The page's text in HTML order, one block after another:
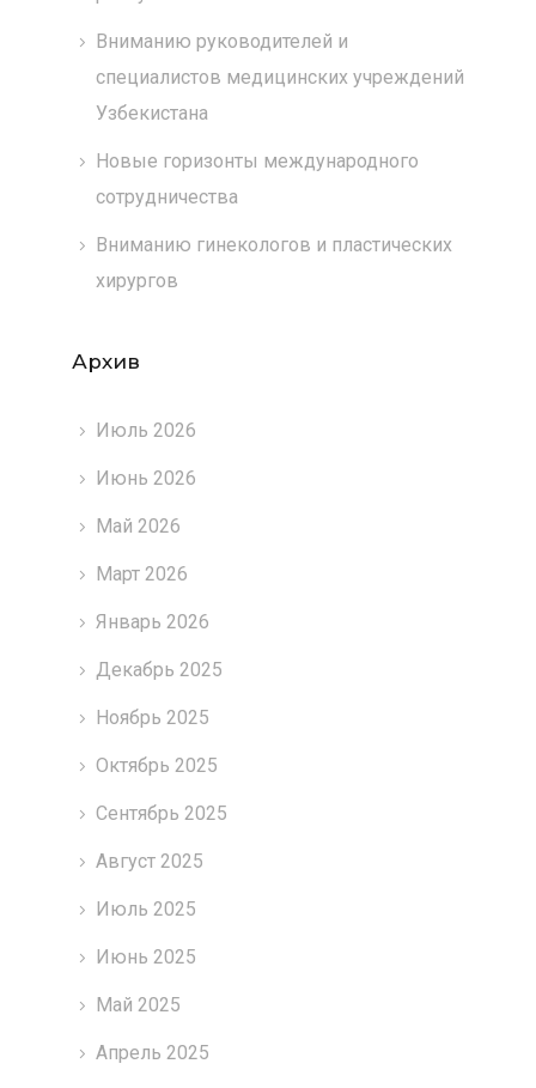
Вниманию руководителей и
специалистов медицинских учреждений
Узбекистана
Новые горизонты международного
сотрудничества
Вниманию гинекологов и пластических
хирургов
Архив
Июль 2026
Июнь 2026
Май 2026
Март 2026
Январь 2026
Декабрь 2025
Ноябрь 2025
Октябрь 2025
Сентябрь 2025
Август 2025
Июль 2025
Июнь 2025
Май 2025
Апрель 2025